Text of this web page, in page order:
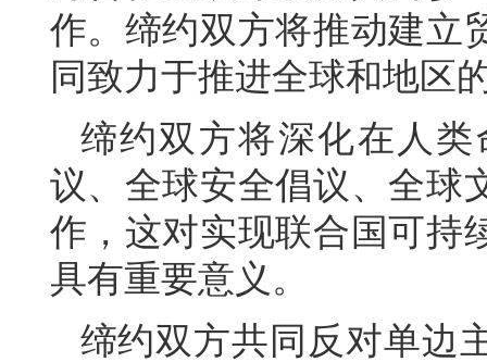
作。缔约双方将推动建立
同致力于推进全球和地区
缔约双方将深化在人
议、全球安全倡议、全球
作，这对实现联合国可持
具有重要意义。
缔约双方共同反对单边